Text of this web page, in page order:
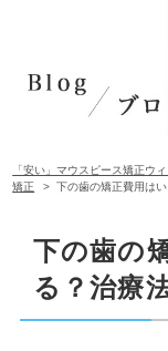
「安い」マウスピース矯正ウ
矯正
下の歯の矯正費用は
下の歯の
る？治療